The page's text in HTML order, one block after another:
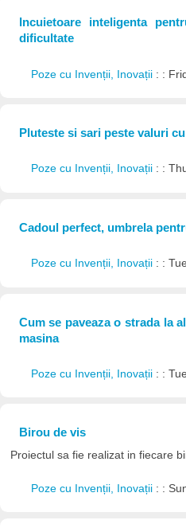
Incuietoare inteligenta
dificultate
Poze cu Invenții, Inovații : :
Pluteste si sari peste valuri
Poze cu Invenții, Inovații : :
Cadoul perfect, umbrela
Poze cu Invenții, Inovații : :
Cum se paveaza o strada la
masina
Poze cu Invenții, Inovații : :
Birou de vis
Proiectul sa fie realizat in fiecare
Poze cu Invenții, Inovații : :